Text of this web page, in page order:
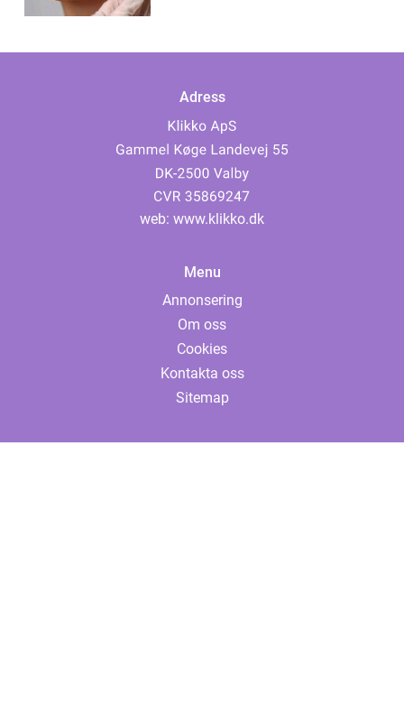
Adress
web: www.klikko.dk
Menu
Annonsering
Om oss
Cookies
Kontakta oss
Sitemap